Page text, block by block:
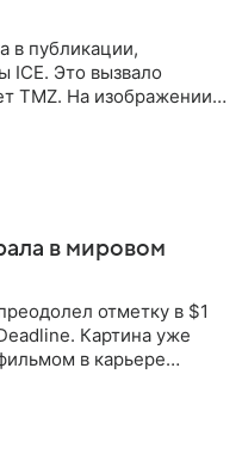
в публикации,
ICE. Это вызвало
TMZ. На изображении
в мировом
отметку в $1
Картина уже
в карьере